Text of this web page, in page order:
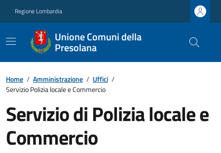
Regione Lombardia
Unione Comuni della
Presolana
Home / Amministrazione / Uffici /
Servizio Polizia locale e Commercio
Servizio di Polizia locale e
Commercio